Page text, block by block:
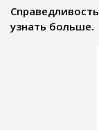
узнать больше.